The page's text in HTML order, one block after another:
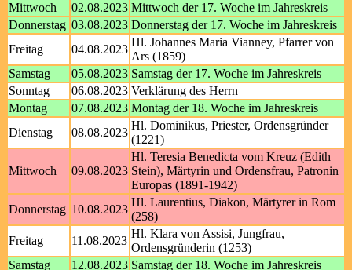
Mittwoch
02.08.2023 Mittwoch der 17. Woche im Jahreskreis
Donnerstag 03.08.2023 Donnerstag der 17. Woche im Jahreskreis
Freitag
04.08.2023
Hl. Johannes Maria Vianney, Pfarrer von
Ars (1859)
Samstag
05.08.2023 Samstag der 17. Woche im Jahreskreis
Sonntag
06.08.2023 Verklärung des Herrn
Montag
07.08.2023 Montag der 18. Woche im Jahreskreis
Dienstag
08.08.2023
Hl. Dominikus, Priester, Ordensgründer
(1221)
Mittwoch 09.08.2023
Hl. Teresia Benedicta vom Kreuz (Edith
Stein), Märtyrin und Ordensfrau, Patronin
Europas (1891-1942)
Donnerstag 10.08.2023
Hl. Laurentius, Diakon, Märtyrer in Rom
(258)
Freitag
11.08.2023
Hl. Klara von Assisi, Jungfrau,
Ordensgründerin (1253)
Samstag
12.08.2023 Samstag der 18. Woche im Jahreskreis